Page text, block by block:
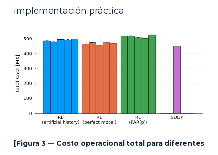
implementación práctica.
[Figura 3 — Costo operacional total para diferentes